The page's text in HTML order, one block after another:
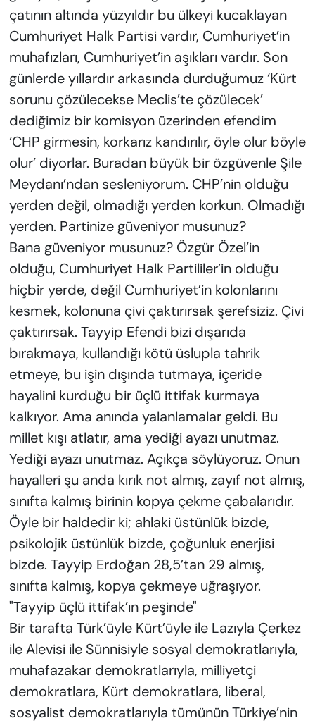
çatının altında yüzyıldır bu ülkeyi kucaklayan
Cumhuriyet Halk Partisi vardır, Cumhuriyet’in
muhafızları, Cumhuriyet’in aşıkları vardır. Son
günlerde yıllardır arkasında durduğumuz ‘Kürt
sorunu çözülecekse Meclis’te çözülecek’
dediğimiz bir komisyon üzerinden efendim
‘CHP girmesin, korkarız kandırılır, öyle olur böyle
olur’ diyorlar. Buradan büyük bir özgüvenle Şile
Meydanı’ndan sesleniyorum. CHP’nin olduğu
yerden değil, olmadığı yerden korkun. Olmadığı
yerden. Partinize güveniyor musunuz?
Bana güveniyor musunuz? Özgür Özel’in
olduğu, Cumhuriyet Halk Partililer’in olduğu
hiçbir yerde, değil Cumhuriyet’in kolonlarını
kesmek, kolonuna çivi çaktırırsak şerefsiziz. Çivi
çaktırırsak. Tayyip Efendi bizi dışarıda
bırakmaya, kullandığı kötü üslupla tahrik
etmeye, bu işin dışında tutmaya, içeride
hayalini kurduğu bir üçlü ittifak kurmaya
kalkıyor. Ama anında yalanlamalar geldi. Bu
millet kışı atlatır, ama yediği ayazı unutmaz.
Yediği ayazı unutmaz. Açıkça söylüyoruz. Onun
hayalleri şu anda kırık not almış, zayıf not almış,
sınıfta kalmış birinin kopya çekme çabalarıdır.
Öyle bir haldedir ki; ahlaki üstünlük bizde,
psikolojik üstünlük bizde, çoğunluk enerjisi
bizde. Tayyip Erdoğan 28,5’tan 29 almış,
sınıfta kalmış, kopya çekmeye uğraşıyor.
"Tayyip üçlü ittifak’ın peşinde"
Bir tarafta Türk’üyle Kürt’üyle ile Lazıyla Çerkez
ile Alevisi ile Sünnisiyle sosyal demokratlarıyla,
muhafazakar demokratlarıyla, milliyetçi
demokratlara, Kürt demokratlara, liberal,
sosyalist demokratlarıyla tümünün Türkiye’nin